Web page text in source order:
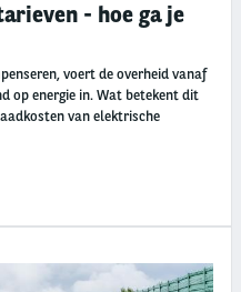
- hoe ga je
voert de overheid vanaf
op energie in. Wat betekent dit
van elektrische